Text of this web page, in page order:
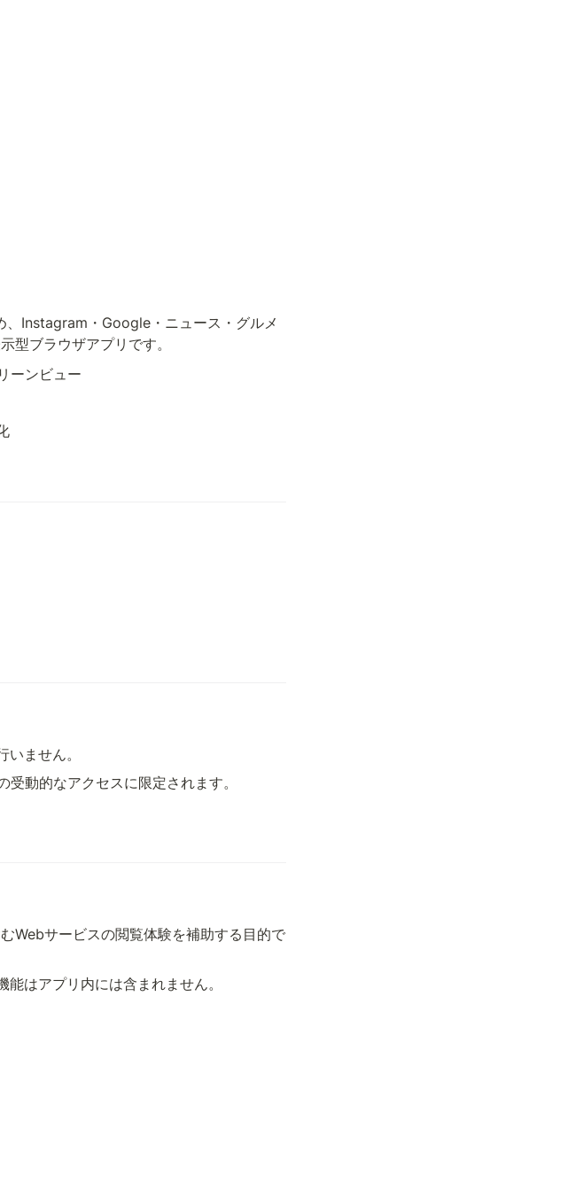
Instagram・Google・ニュース・グルメ
型ブラウザアプリです。
ーンビュー
ません。
動的なアクセスに限定されます。
Webサービスの閲覧体験を補助する目的で
はアプリ内には含まれません。